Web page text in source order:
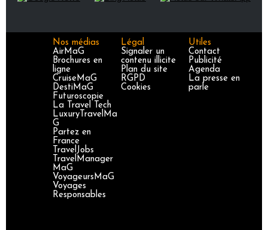
Nos médias
AirMaG
Brochures en
ligne
CruiseMaG
DestiMaG
Futuroscopie
La Travel Tech
LuxuryTravelMa
G
Partez en
France
TravelJobs
TravelManager
MaG
VoyageursMaG
Voyages
Responsables
Légal
Signaler un
contenu illicite
Plan du site
RGPD
Cookies
Utiles
Contact
Publicité
Agenda
La presse en
parle